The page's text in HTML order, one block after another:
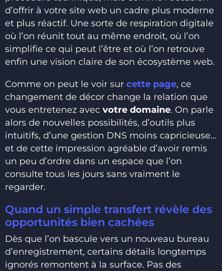
d’offrir à votre site web un cadre plus moderne
et plus réactif. Une sorte de respiration digitale
où l’on réunit tout au même endroit, où l’on
simplifie ce qui peut l’être et où l’on retrouve
enfin une vision claire de son écosystème web.
Comme on peut le voir sur cette page, ce
changement de décor change la relation que
vous entretenez avec votre domaine. On parle
alors de nouvelles possibilités, d’outils plus
intuitifs, d’une gestion DNS moins capricieuse…
et de cette impression agréable d’avoir remis
un peu d’ordre dans un espace que l’on
consulte tous les jours sans vraiment le
regarder.
Quand un simple transfert révèle des
opportunités bien cachées
Dès que l’on bascule vers un nouveau bureau
d’enregistrement, certains détails longtemps
ignorés remontent à la surface. Pas des